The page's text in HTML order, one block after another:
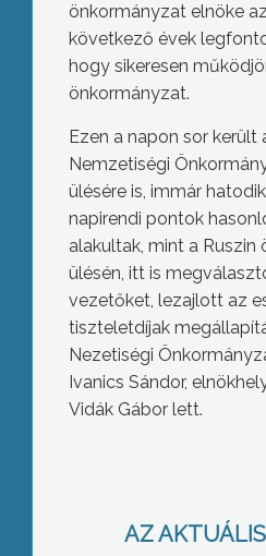
önkormányzat elnöke
következő évek
hogy sikeresen
önkormányzat.
Ezen a napon sor került
Nemzetiségi
ülésére is, immár
napirendi pontok
alakultak, mint a Ruszin
ülésén, itt is
vezetőket, lezajlott az
tiszteletdíjak
Nezetiségi
Ivanics Sándor,
Vidák Gábor lett.
AZ
Székács: